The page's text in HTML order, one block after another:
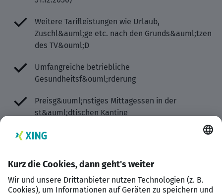
Weitere Tarifleistungen wie Urlaub,
Zuschl&auml;ge etc. nach den Grunds&auml;tzen
des TV&ouml;D
Umfangreiche betriebliche
Gesundheitsf&ouml;rderung
Preisg&uuml;nstiges Mittagessen in der
st&auml;dtischen Kantine
Zuschuss zum RVV-Jobticket oder zum
Vielfalt sowie Chancengleichheit und
-gerechtigkeit ist die Grundlage